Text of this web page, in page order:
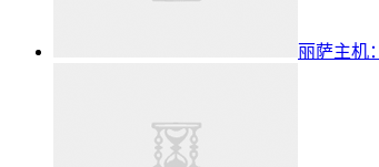
丽萨主机